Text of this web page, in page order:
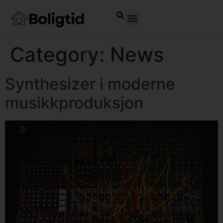
Category: News
Synthesizer i moderne
musikkproduksjon